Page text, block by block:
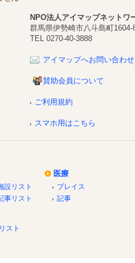
NPO法人アイマップネットワ
群馬県伊勢崎市八斗島町1604-
TEL 0270-40-3888
アイマップへお問い合わせ
賛助会員について
ご利用規約
スマホ用はこちら
設リスト
事リスト
医療
プレイス
記事
スト